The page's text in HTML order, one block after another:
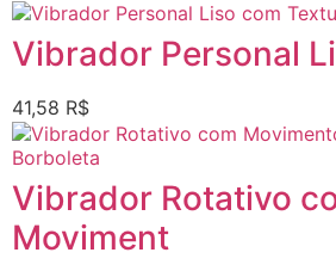
Vibrador Personal
41,58 R$
Vibrador Rotativo
Moviment